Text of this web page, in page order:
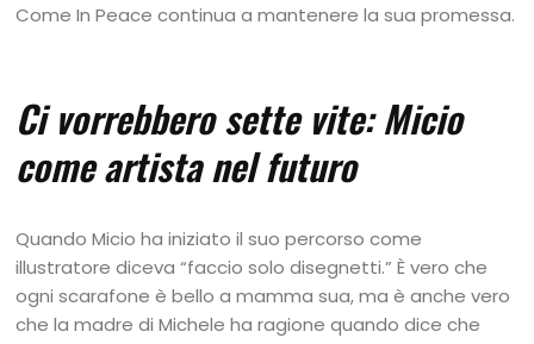
Come In Peace continua a mantenere la sua promessa.
Ci vorrebbero sette vite: Micio
come artista nel futuro
Quando Micio ha iniziato il suo percorso come
illustratore diceva “faccio solo disegnetti.” È vero che
ogni scarafone è bello a mamma sua, ma è anche vero
che la madre di Michele ha ragione quando dice che